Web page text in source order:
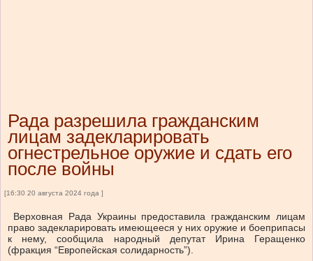
Рада разрешила гражданским
лицам задекларировать
огнестрельное оружие и сдать его
после войны
[16:30 20 августа 2024 года ]
Верховная Рада Украины предоставила гражданским лицам
право задекларировать имеющееся у них оружие и боеприпасы
к нему, сообщила народный депутат Ирина Геращенко
(фракция “Европейская солидарность”).